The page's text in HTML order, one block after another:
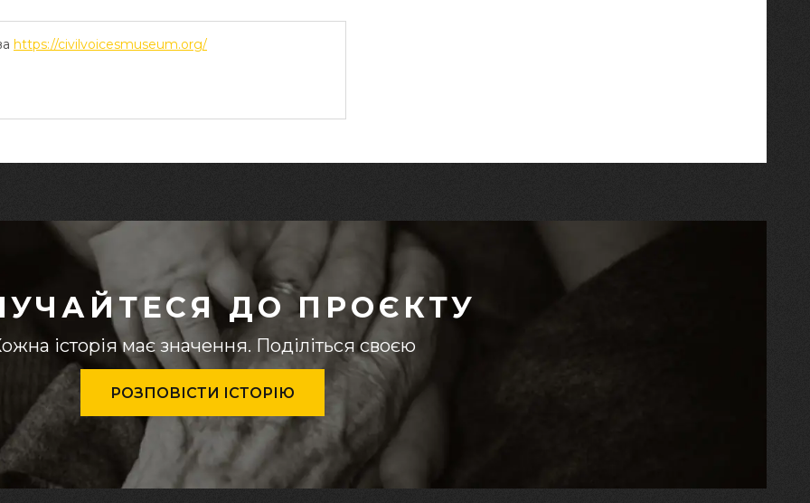
https://civilvoicesmuseum.org/
ДО ПРОЄКТУ
історія має значення. Поділіться своєю
РОЗПОВІСТИ ІСТОРІЮ